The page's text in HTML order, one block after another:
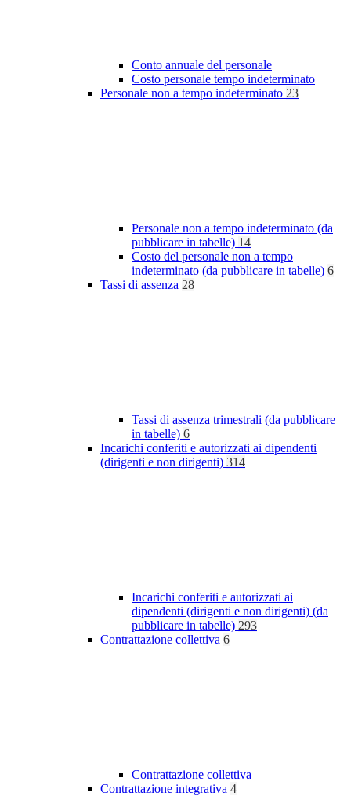
Conto annuale del personale
Costo personale tempo indeterminato
Personale non a tempo indeterminato 23
Personale non a tempo indeterminato (da
pubblicare in tabelle) 14
Costo del personale non a tempo
indeterminato (da pubblicare in tabelle) 6
Tassi di assenza 28
Tassi di assenza trimestrali (da pubblicare
in tabelle) 6
Incarichi conferiti e autorizzati ai dipendenti
(dirigenti e non dirigenti) 314
Incarichi conferiti e autorizzati ai
dipendenti (dirigenti e non dirigenti) (da
pubblicare in tabelle) 293
Contrattazione collettiva 6
Contrattazione collettiva
Contrattazione integrativa 4